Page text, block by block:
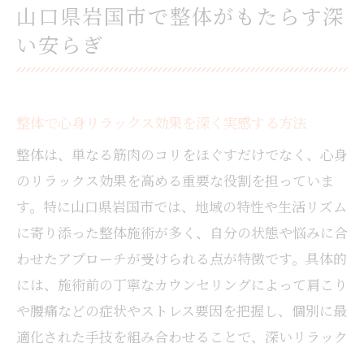
岩国市で整体が選ばれる理由とリラックス
の秘密
整体による心身の癒しが女性に人気な理由
整体によるリラックス効果とは何か解説
整体のリラックス効果がもたらす体と心の
変化
整体リラックス効果の仕組みと施術の流れ
を解説
整体とカイロプラクティックの効果的な違
いとは
骨盤矯正や筋膜リリースで得られる整体の
効果
山口県岩国市で整体がもたらす深
い安らぎ
整体で心身リラックス効果を深く実感する方法
整体は、単なる筋肉のコリをほぐすだけでなく、心身
のリラックス効果を高める重要な役割を担っていま
す。特に山口県岩国市では、地域の特性や生活リズム
に寄り添った整体施術が多く、自分の状態や悩みに合
わせたアプローチが受けられる点が特徴です。具体的
には、施術前の丁寧なカウンセリングによって肩こり
や腰痛などの症状やストレス要因を把握し、個別に最
適化された手技を組み合わせることで、深いリラック